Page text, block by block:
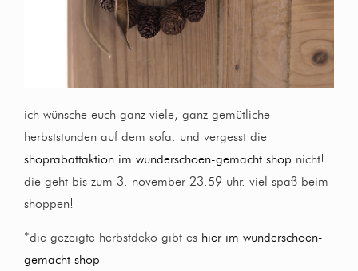
ich wünsche euch ganz viele, ganz gemütliche
herbststunden auf dem sofa. und vergesst die
shoprabattaktion im wunderschoen-gemacht shop nicht!
die geht bis zum 3. november 23.59 uhr. viel spaß beim
shoppen!
*die gezeigte herbstdeko gibt es hier im wunderschoen-
gemacht shop